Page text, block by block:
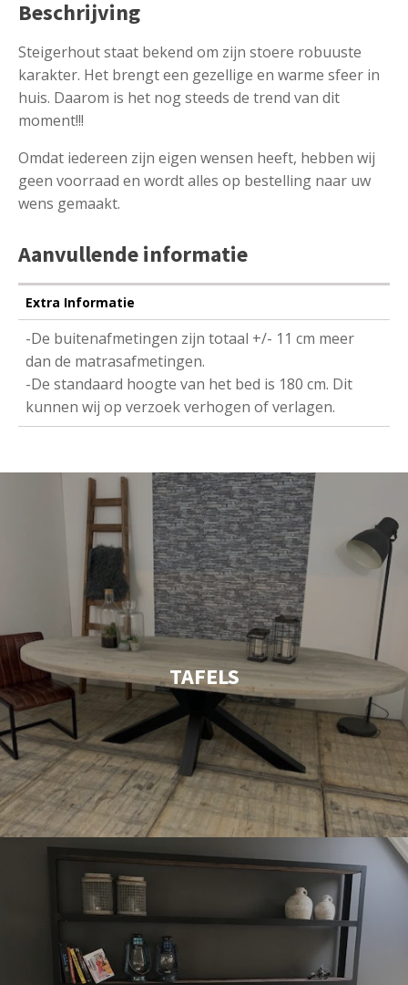
Beschrijving
Steigerhout staat bekend om zijn stoere robuuste
karakter. Het brengt een gezellige en warme sfeer in
huis. Daarom is het nog steeds de trend van dit
moment!!!
Omdat iedereen zijn eigen wensen heeft, hebben wij
geen voorraad en wordt alles op bestelling naar uw
wens gemaakt.
Aanvullende informatie
Extra Informatie
-De buitenafmetingen zijn totaal +/- 11 cm meer
dan de matrasafmetingen.
-De standaard hoogte van het bed is 180 cm. Dit
kunnen wij op verzoek verhogen of verlagen.
TAFELS